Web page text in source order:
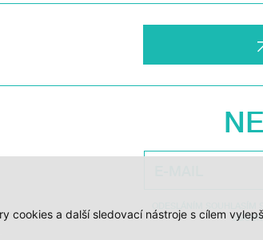
cookies a další sledovací nástroje s cílem